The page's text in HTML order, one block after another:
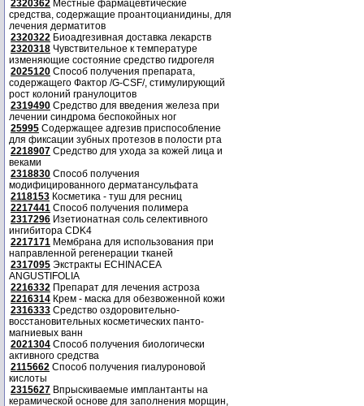
2320362 Местные фармацевтические
средства, содержащие проантоцианидины, для
лечения дерматитов
2320322 Биоадгезивная доставка лекарств
2320318 Чувствительное к температуре
изменяющие состояние средство гидрогеля
2025120 Способ получения препарата,
содержащего Фактор /G-CSF/, стимулирующий
рост колоний гранулоцитов
2319490 Средство для введения железа при
лечении синдрома беспокойных ног
25995 Содержащее адгезив приспособление
для фиксации зубных протезов в полости рта
2218907 Средство для ухода за кожей лица и
веками
2318830 Способ получения
модифицированного дерматансульфата
2118153 Косметика - туш для ресниц
2217441 Способ получения полимера
2317296 Изетионатная соль селективного
ингибитора CDK4
2217171 Мембрана для использования при
направленной регенерации тканей
2317095 Экстракты ECHINACEA
ANGUSTIFOLIA
2216332 Препарат для лечения астроза
2216314 Крем - маска для обезвоженной кожи
2316333 Средство оздоровительно-
восстановительных косметических панто-
магниевых ванн
2021304 Способ получения биологически
активного средства
2115662 Способ получения гиалуроновой
кислоты
2315627 Впрыскиваемые имплантанты на
керамической основе для заполнения морщин,